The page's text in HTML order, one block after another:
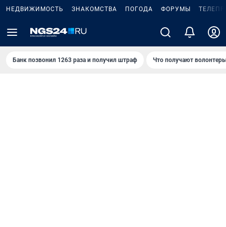
НЕДВИЖИМОСТЬ ЗНАКОМСТВА ПОГОДА ФОРУМЫ
Банк позвонил 1263 раза и получил штраф Что получают